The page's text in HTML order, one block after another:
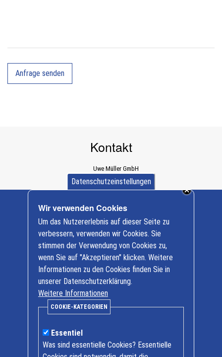
Kontakt
Uwe Müller GmbH
Dürener Straße 589a
D-52249 Eschweiler
info@baumaschinen-mueller.de
FUSO
Baumaschinen
Öffnungszeiten
Mo. bis Fr. 7.30 Uhr bis 17.00 Uhr
Samstag Termine nach Vereinbarung
Tel + 49 (0)2403 / 997312
Datenschutzeinstellungen
Cookie-
Einstellungen
Wir verwenden Cookies
Um das Nutzererlebnis auf dieser Seite zu
verbessern, verwenden wir Cookies. Sie
stimmen der Verwendung von Cookies zu,
wenn Sie auf "Akzeptieren" klicken. Weitere
Informationen zu den Cookies finden Sie in
unserer Datenschutzerklärung.
Weitere Informationen
COOKIE-KATEGORIEN
Essentiel
Was sind essentielle Cookies? Essentielle